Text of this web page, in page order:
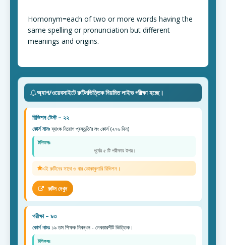
Homonym=each of two or more words having the
same spelling or pronunciation but different
meanings and origins.
অ্যাপ/ওয়েবসাইটে রুটিনভিত্তিক নিয়মিত লাইভ পরীক্ষা হচ্ছে।
রিভিশন টেস্ট – ২২
কোর্স নামঃব্যাংক নিয়োগ প্রস্তুতি'র লং কোর্স (২৭৬ দিন)
টপিকসঃ
পূর্বের ৫ টি পরীক্ষার উপর।
এই রুটিনের সাথে ৩ বার ভোকাবুলারি রিভিশন।
রুটিন দেখুন
পরীক্ষা – ৯৩
কোর্স নামঃ ১৯ তম শিক্ষক নিবন্ধন - লেকচারশীট ভিত্তিক।
টপিকসঃ